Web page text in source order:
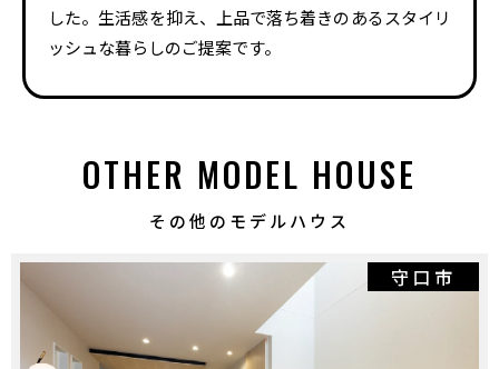
した。生活感を抑え、上品で落ち着きのあるスタイリ
ッシュな暮らしのご提案です。
OTHER MODEL HOUSE
その他のモデルハウス
守口市